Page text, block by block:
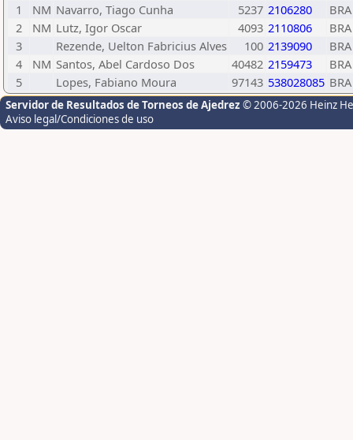
1
NM Navarro, Tiago Cunha 5237 2106280
BRA
2
NM Lutz, Igor Oscar 4093 2110806
BRA
3
Rezende, Uelton Fabricius Alves 100 2139090
BRA
4
NM Santos, Abel Cardoso Dos 40482 2159473
BRA
5
Lopes, Fabiano Moura 97143 538028085 BRA
Servidor de Resultados de Torneos de Ajedrez © 2006-2026 Heinz
Aviso legal/Condiciones de uso